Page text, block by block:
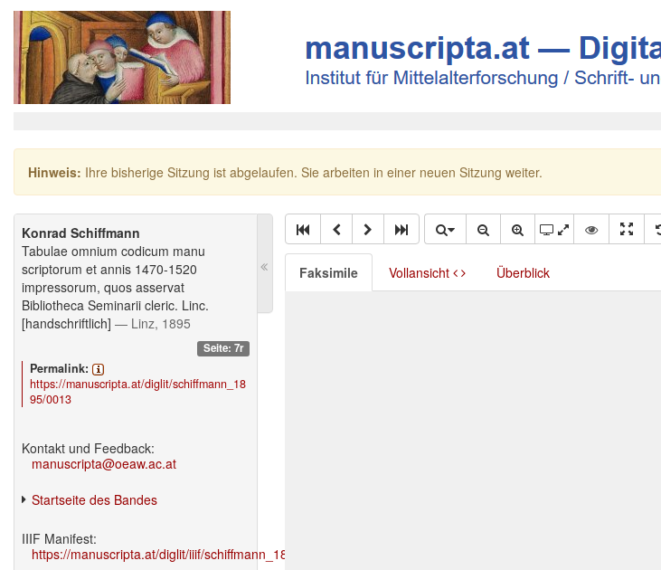
Hinweis: Ihre bisherige Sitzung ist abgelaufen. Sie arbeiten in einer neuen Sitzung weiter.
Konrad Schiffmann
Tabulae omnium codicum manu
scriptorum et annis 1470-1520
impressorum, quos asservat
Bibliotheca Seminarii cleric. Linc.
[handschriftlich] — Linz, 1895
Seite: 7r
Permalink:
https://manuscripta.at/diglit/schiffmann_18
95/0013
Kontakt und Feedback:
manuscripta@oeaw.ac.at
Startseite des Bandes
IIIF Manifest:
https://manuscripta.at/diglit/iiif/schiffmann_1895/manifest.json
Faksimile Vollansicht Überblick